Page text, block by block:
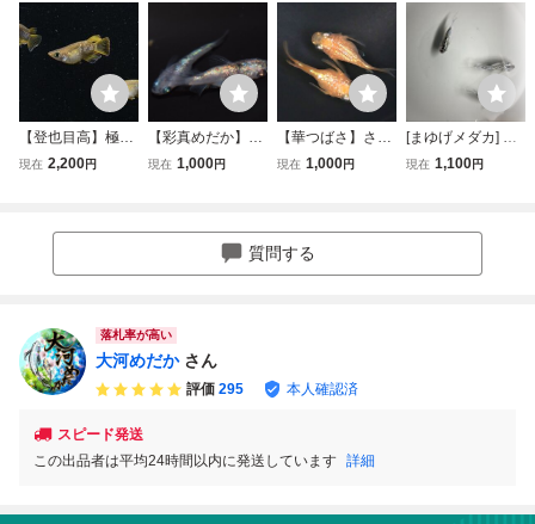
【登也目高】極
上 フロマージュ
現在 2,200円
【彩真めだか】★
☆現物 和墨星ラ
現在 1,000円
【華つばさ】さく
ら ダルマ体型 1ペ
現在 1,000円
[まゆげメダカ] ク
ラウドグレーダイ
現在 1,100円
質問する
落札率が高い
大河めだか さん
評価 295 本人確認済
スピード発送
この出品者は平均24時間以内に発送しています 詳細